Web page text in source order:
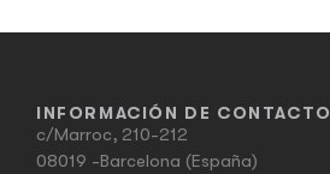
INFORMACIÓN DE CONTACTO
c/Marroc, 210-212
08019 -Barcelona (España)